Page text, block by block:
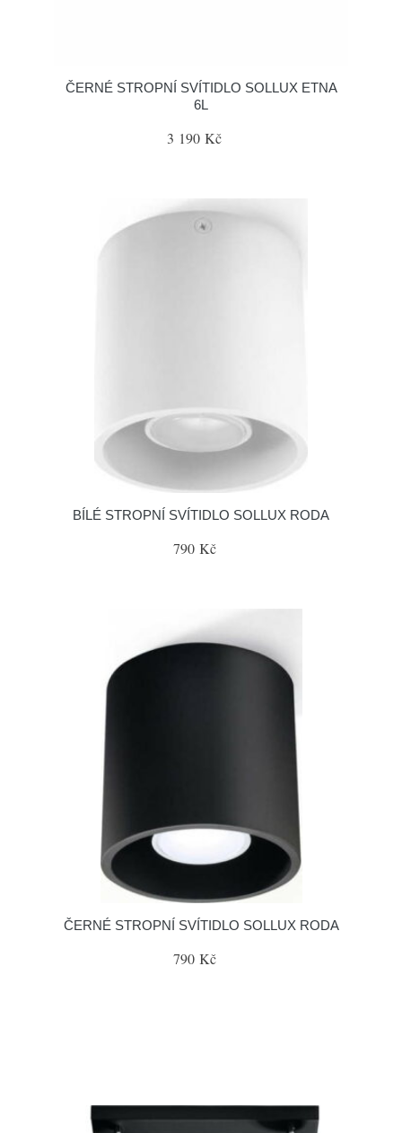
ČERNÉ STROPNÍ SVÍTIDLO SOLLUX ETNA
6L
3 190 Kč
BÍLÉ STROPNÍ SVÍTIDLO SOLLUX RODA
790 Kč
ČERNÉ STROPNÍ SVÍTIDLO SOLLUX RODA
790 Kč